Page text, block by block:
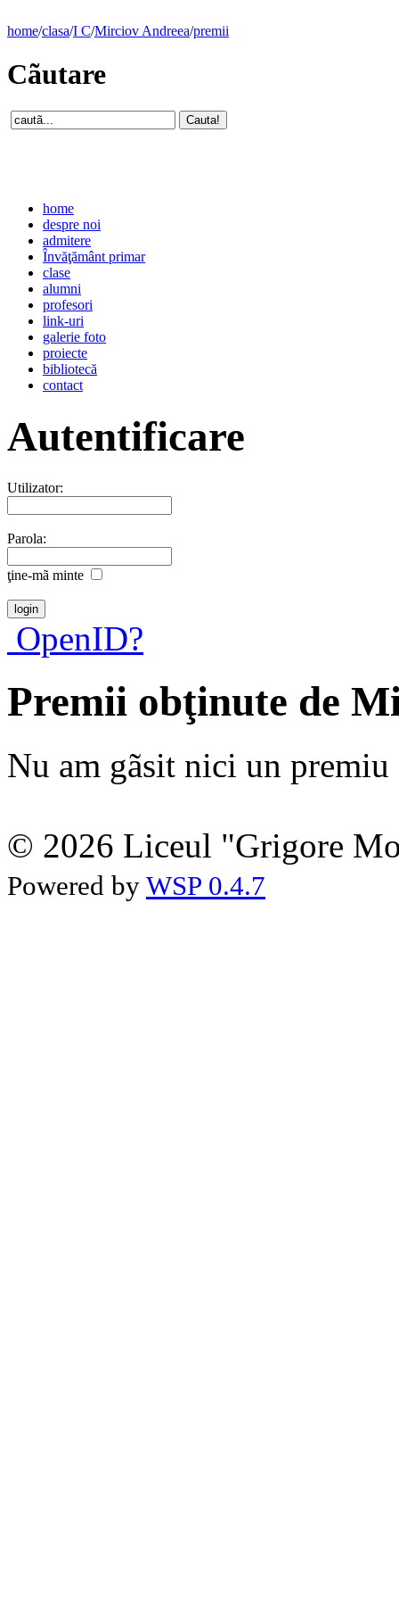
home/clasa/I C/Mirciov Andreea/premii
Cãutare
home
despre noi
admitere
Învăţământ primar
clase
alumni
profesori
link-uri
galerie foto
proiecte
bibliotecă
contact
Autentificare
Utilizator:
Parola:
ţine-mã minte
OpenID?
Premii obţinute de
Nu am gãsit nici un premiu
© 2026 Liceul "Grigore
Powered by WSP 0.4.7